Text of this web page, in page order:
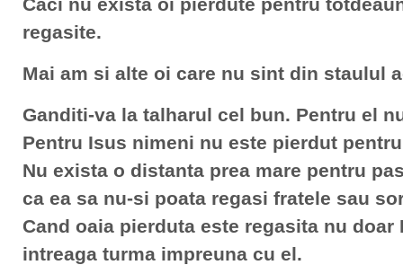
regasite.
Mai am si alte oi care nu sint din staulul
Ganditi-va la talharul cel bun. Pentru el
Pentru Isus nimeni nu este pierdut
Nu exista o distanta prea mare pentru
ca ea sa nu-si poata regasi fratele sau
Cand oaia pierduta este regasita nu
intreaga turma impreuna cu el.